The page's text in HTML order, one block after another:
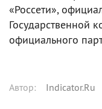
«Россети»,
Государственной
официального
Автор: Indicator.Ru